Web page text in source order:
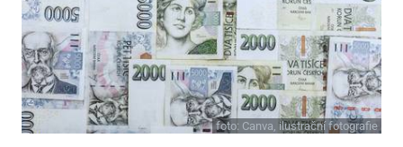
foto: Canva, ilustrační fotografie